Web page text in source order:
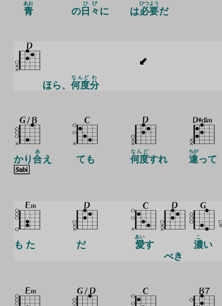
青
あお
の 日々
ひび
に は必要
ひつよう
だ
ほら、 何度
なんど
分
わ
かり合
あ
え ても 何度
なんど
すれ 違
ちが
って
も た だ 愛
あい
す
べき
濃
こ
い